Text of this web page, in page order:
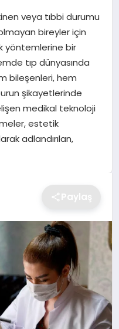
veya tıbbi durumu
bireyler için
yöntemlerine bir
tıp dünyasında
bileşenleri, hem
şikayetlerinde
medikal teknoloji
estetik
adlandırılan,
Paylaş